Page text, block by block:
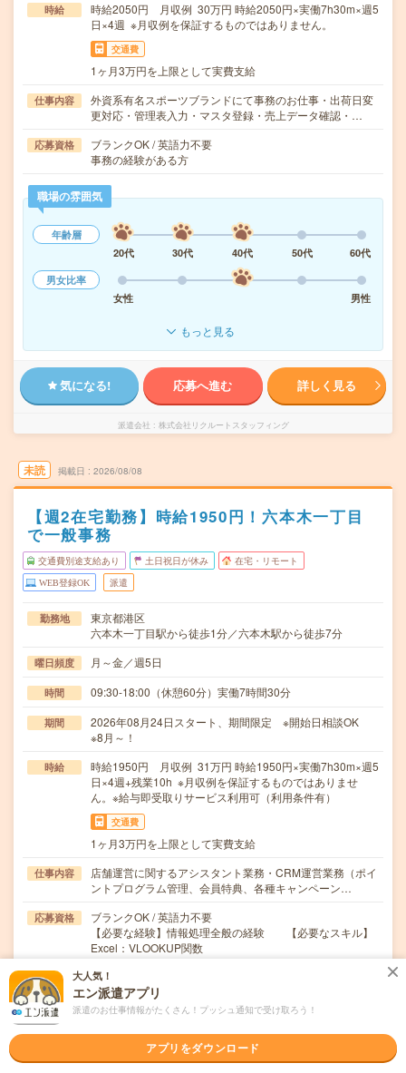
時給
時給2050円 月収例 30万円 時給2050円×実働7h30m×週5
日×4週 ※月収例を保証するものではありません。
交通費
1ヶ月3万円を上限として実費支給
仕事内容
外資系有名スポーツブランドにて事務のお仕事・出荷日変
更対応・管理表入力・マスタ登録・売上データ確認・…
応募資格
ブランクOK / 英語力不要
事務の経験がある方
職場の雰囲気
年齢層
20代
30代 40代 50代
60代
男女比率
女性
男性
もっと見る
気になる! 応募へ進む 詳しく見る
派遣会社 株式会社リクルートスタッフィング
未読 掲載日 2026/08/08
【週2在宅勤務】時給1950円！六本木一丁目
で一般事務
交通費別途支給あり 土日祝日が休み 在宅・リモート
WEB登録OK 派遣
勤務地
東京都港区
六本木一丁目駅から徒歩1分／六本木駅から徒歩7分
曜日頻度 月～金／週5日
時間 09:30-18:00（休憩60分）実働7時間30分
期間
2026年08月24日スタート、期間限定 ※開始日相談OK
※8月～！
時給
時給1950円 月収例 31万円 時給1950円×実働7h30m×週5
日×4週+残業10h ※月収例を保証するものではありませ
ん。※給与即受取りサービス利用可（利用条件有）
交通費
1ヶ月3万円を上限として実費支給
仕事内容
店舗運営に関するアシスタント業務・CRM運営業務（ポイ
ントプログラム管理、会員特典、各種キャンペーン…
応募資格
ブランクOK / 英語力不要
【必要な経験】情報処理全般の経験 【必要なスキル】
Excel：VLOOKUP関数
職場の雰囲気
職場の様子
活気がある
大人気！
エン派遣アプリ
派遣のお仕事情報がたくさん！プッシュ通知で受け取ろう！
アプリをダウンロード